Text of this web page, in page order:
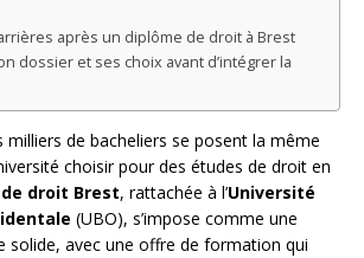
après un diplôme de droit à Brest
dossier et ses choix avant d’intégrer la
milliers de bacheliers se posent la même
choisir pour des études de droit en
droit Brest, rattachée à l’Université
(UBO), s’impose comme une
solide, avec une offre de formation qui